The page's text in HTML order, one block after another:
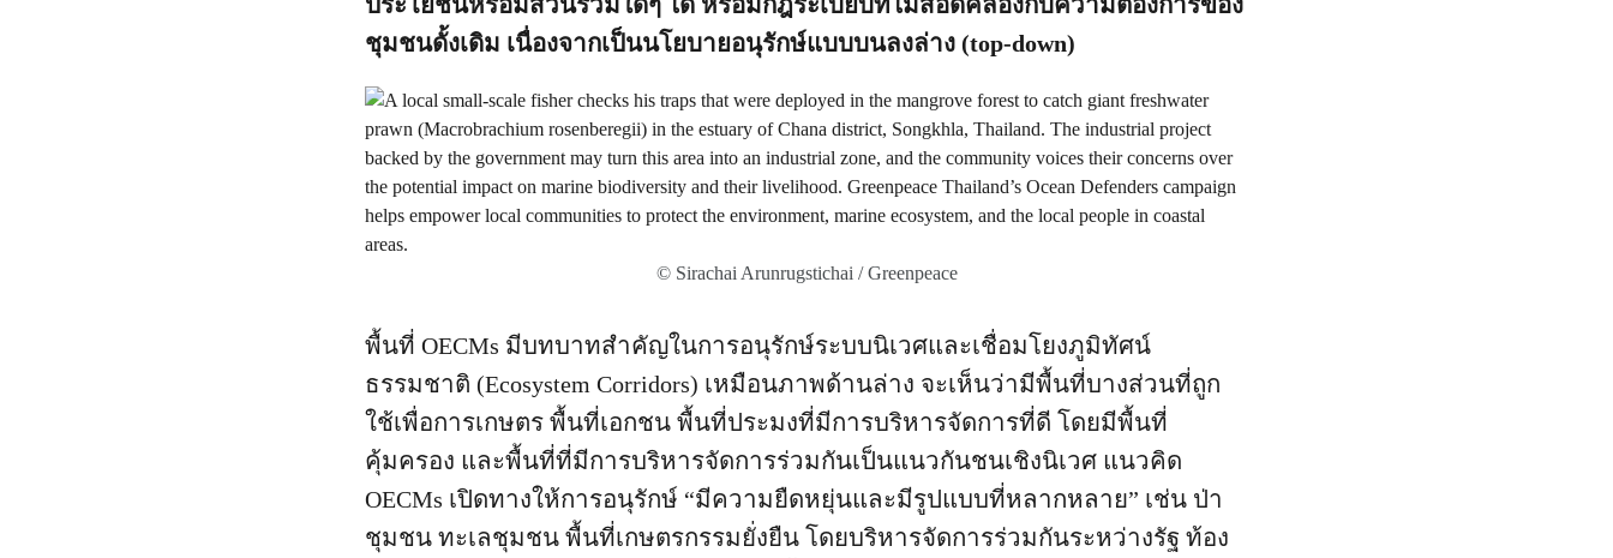
ชุมชนดั้งเดิม เนื่องจากเป็นนโยบายอนุรักษ์แบบบนลงล่าง (top-down)
© Sirachai Arunrugstichai / Greenpeace
พื้นที่ OECMs มีบทบาทสำคัญในการอนุรักษ์ระบบนิเวศและเชื่อมโยงภูมิทัศน์
ธรรมชาติ (Ecosystem Corridors) เหมือนภาพด้านล่าง จะเห็นว่ามีพื้นที่บางส่วนที่ถูก
ใช้เพื่อการเกษตร พื้นที่เอกชน พื้นที่ประมงที่มีการบริหารจัดการที่ดี โดยมีพื้นที่
คุ้มครอง และพื้นที่ที่มีการบริหารจัดการร่วมกันเป็นแนวกันชนเชิงนิเวศ แนวคิด
OECMs เปิดทางให้การอนุรักษ์ “มีความยืดหยุ่นและมีรูปแบบที่หลากหลาย” เช่น ป่า
ชุมชน ทะเลชุมชน พื้นที่เกษตรกรรมยั่งยืน โดยบริหารจัดการร่วมกันระหว่างรัฐ ท้อง